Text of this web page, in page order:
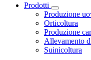
Prodotti
Produzione
Orticoltura
Produzione
Allevamento
Suinicoltura